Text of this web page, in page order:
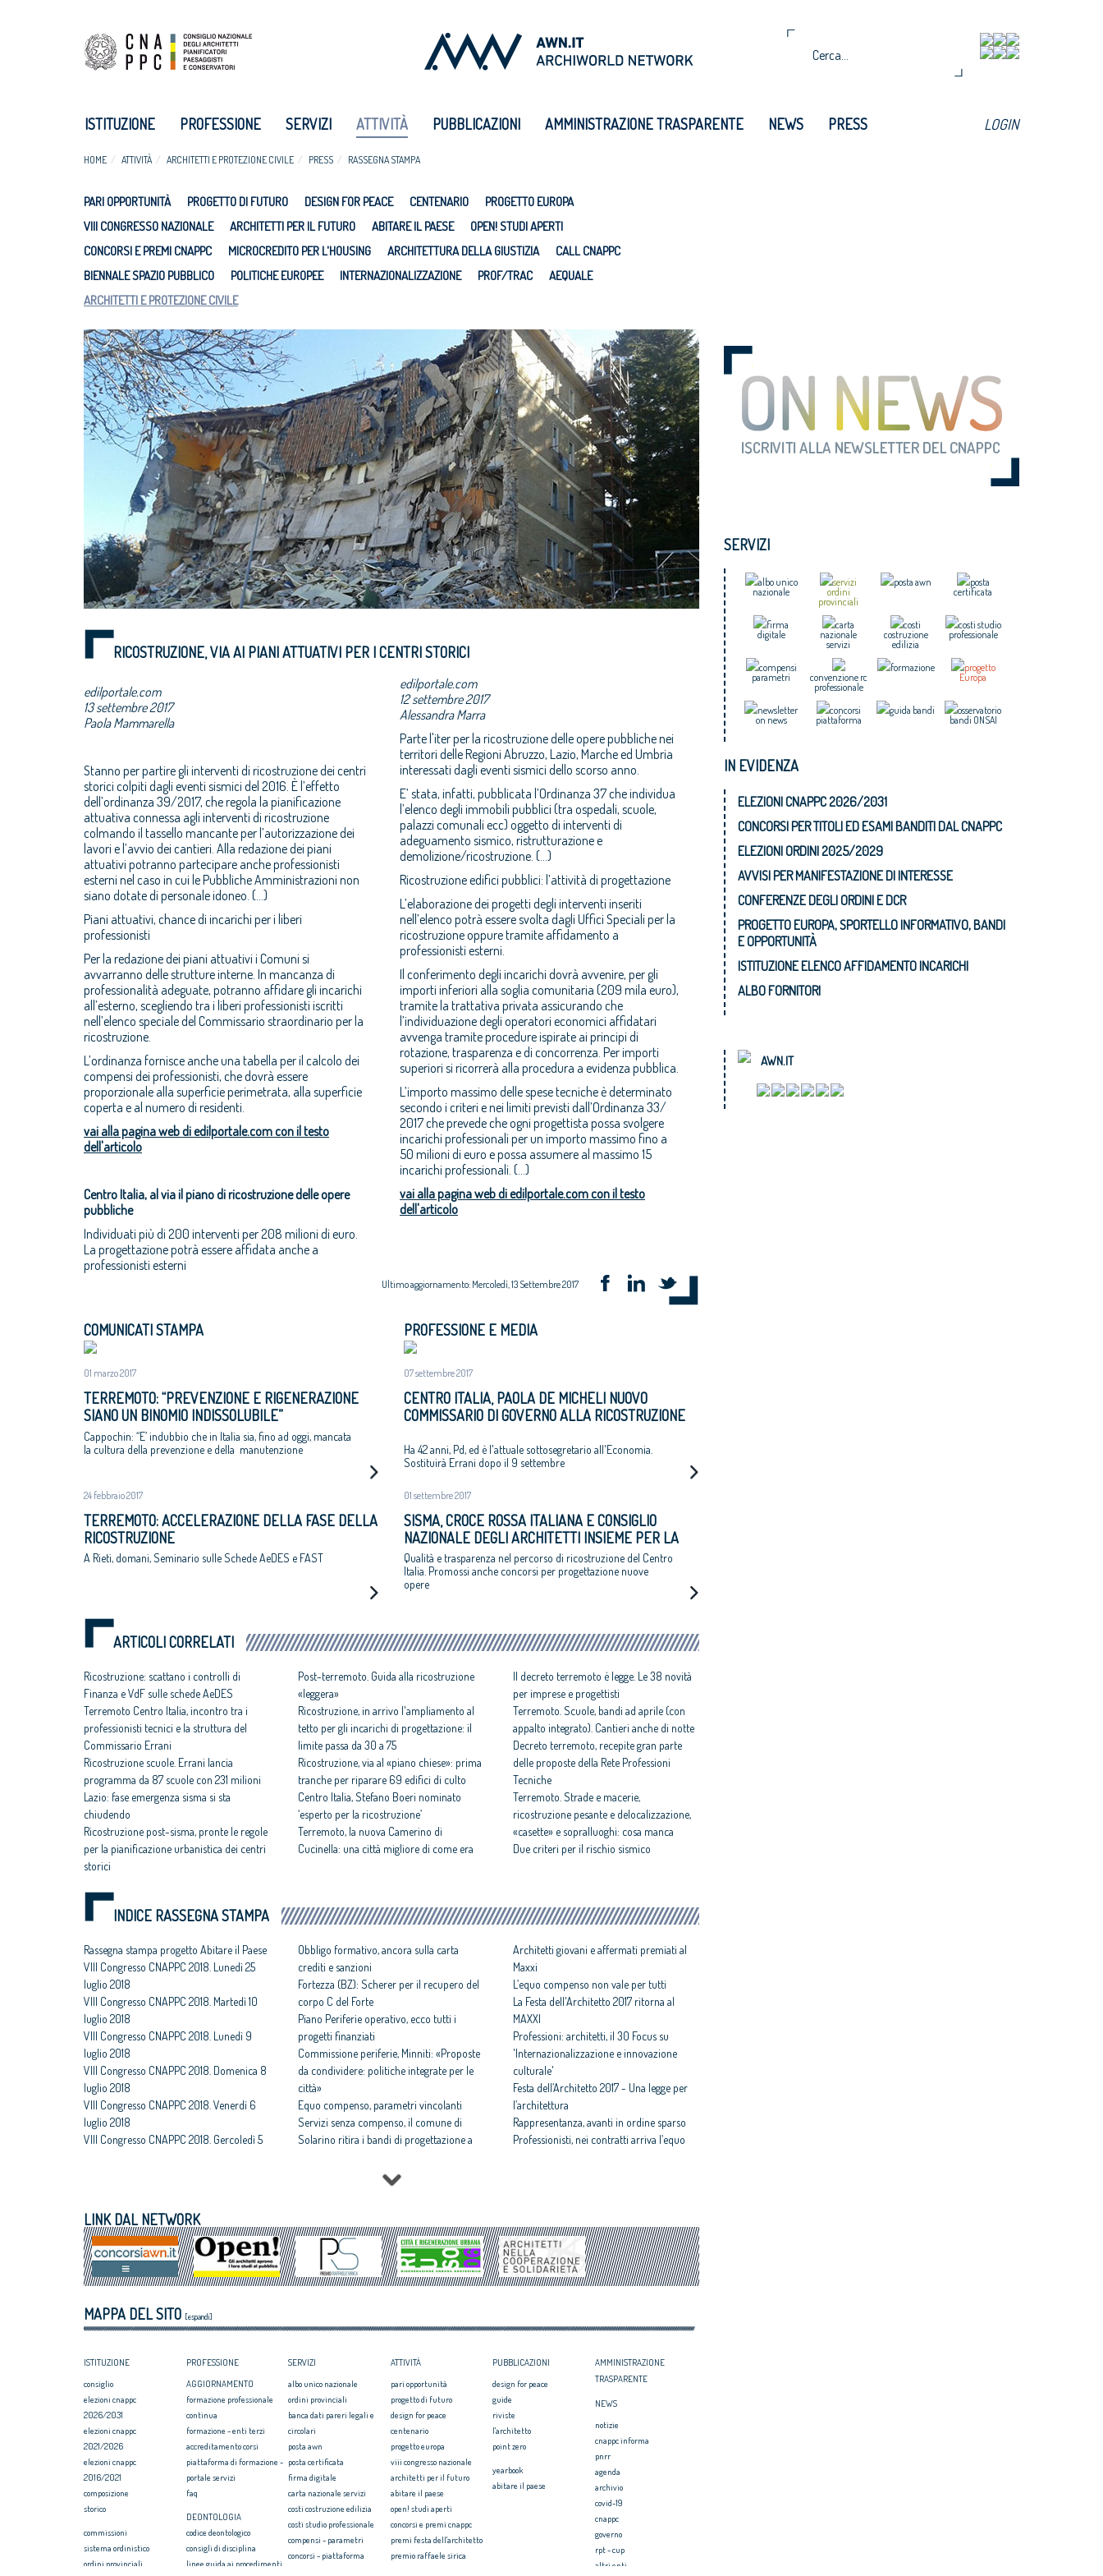
ISTITUZIONE PROFESSIONE SERVIZI ATTIVITÀ PUBBLICAZIONI AMMINISTRAZIONE TRASPARENTE NEWS PRESS LOGIN
HOME ATTIVITÀ ARCHITETTI E PROTEZIONE CIVILE PRESS RASSEGNA STAMPA
PARI OPPORTUNITÀ PROGETTO DI FUTURO DESIGN FOR PEACE CENTENARIO
PROGETTO EUROPA
VIII CONGRESSO NAZIONALE
ARCHITETTI PER IL FUTURO ABITARE IL PAESE
OPEN! STUDI APERTI
CONCORSI E PREMI CNAPPC
MICROCREDITO PER L'HOUSING ARCHITETTURA DELLA GIUSTIZIA
CALL CNAPPC
BIENNALE SPAZIO PUBBLICO
POLITICHE EUROPEE INTERNAZIONALIZZAZIONE PROF/TRAC
AEQUALE
ARCHITETTI E PROTEZIONE CIVILE
RICOSTRUZIONE, VIA AI PIANI ATTUATIVI PER I CENTRI STORICI
edilportale.com
13 settembre 2017
Paola Mammarella
Stanno per partire gli interventi di ricostruzione dei centri
storici colpiti dagli eventi sismici del 2016. È l’effetto
dell’ordinanza 39/2017, che regola la pianificazione
attuativa connessa agli interventi di ricostruzione
colmando il tassello mancante per l’autorizzazione dei
lavori e l’avvio dei cantieri. Alla redazione dei piani
attuativi potranno partecipare anche professionisti
esterni nel caso in cui le Pubbliche Amministrazioni non
siano dotate di personale idoneo. (...)
Piani attuativi, chance di incarichi per i liberi
professionisti
Per la redazione dei piani attuativi i Comuni si
avvarranno delle strutture interne. In mancanza di
professionalità adeguate, potranno affidare gli incarichi
all’esterno, scegliendo tra i liberi professionisti iscritti
nell’elenco speciale del Commissario straordinario per la
ricostruzione.
L’ordinanza fornisce anche una tabella per il calcolo dei
compensi dei professionisti, che dovrà essere
proporzionale alla superficie perimetrata, alla superficie
coperta e al numero di residenti.
vai alla pagina web di edilportale.com con il testo
dell'articolo
Centro Italia, al via il piano di ricostruzione delle opere
pubbliche
Individuati più di 200 interventi per 208 milioni di euro.
La progettazione potrà essere affidata anche a
professionisti esterni
edilportale.com
12 settembre 2017
Alessandra Marra
Parte l'iter per la ricostruzione delle opere pubbliche nei
territori delle Regioni Abruzzo, Lazio, Marche ed Umbria
interessati dagli eventi sismici dello scorso anno.
E’ stata, infatti, pubblicata l’Ordinanza 37 che individua
l’elenco degli immobili pubblici (tra ospedali, scuole,
palazzi comunali ecc) oggetto di interventi di
adeguamento sismico, ristrutturazione e
demolizione/ricostruzione. (...)
Ricostruzione edifici pubblici: l’attività di progettazione
L’elaborazione dei progetti degli interventi inseriti
nell’elenco potrà essere svolta dagli Uffici Speciali per la
ricostruzione oppure tramite affidamento a
professionisti esterni.
Il conferimento degli incarichi dovrà avvenire, per gli
importi inferiori alla soglia comunitaria (209 mila euro),
tramite la trattativa privata assicurando che
l’individuazione degli operatori economici affidatari
avvenga tramite procedure ispirate ai principi di
rotazione, trasparenza e di concorrenza. Per importi
superiori si ricorrerà alla procedura a evidenza pubblica.
L’importo massimo delle spese tecniche è determinato
secondo i criteri e nei limiti previsti dall’Ordinanza 33/
2017 che prevede che ogni progettista possa svolgere
incarichi professionali per un importo massimo fino a
50 milioni di euro e possa assumere al massimo 15
incarichi professionali. (...)
vai alla pagina web di edilportale.com con il testo
dell'articolo
Ultimo aggiornamento: Mercoledì, 13 Settembre 2017
COMUNICATI STAMPA
01 marzo 2017
TERREMOTO: “PREVENZIONE E RIGENERAZIONE
SIANO UN BINOMIO INDISSOLUBILE”
Cappochin: “E’ indubbio che in Italia sia, fino ad oggi, mancata
la cultura della prevenzione e della manutenzione
24 febbraio 2017
TERREMOTO: ACCELERAZIONE DELLA FASE DELLA
RICOSTRUZIONE
A Rieti, domani, Seminario sulle Schede AeDES e FAST
PROFESSIONE E MEDIA
07 settembre 2017
CENTRO ITALIA, PAOLA DE MICHELI NUOVO
COMMISSARIO DI GOVERNO ALLA RICOSTRUZIONE
Ha 42 anni, Pd, ed è l'attuale sottosegretario all'Economia.
Sostituirà Errani dopo il 9 settembre
01 settembre 2017
SISMA, CROCE ROSSA ITALIANA E CONSIGLIO
NAZIONALE DEGLI ARCHITETTI INSIEME PER LA
RICOSTRUZIONE
Qualità e trasparenza nel percorso di ricostruzione del Centro
Italia. Promossi anche concorsi per progettazione nuove
opere
ARTICOLI CORRELATI
Ricostruzione: scattano i controlli di
Finanza e VdF sulle schede AeDES
Terremoto Centro Italia, incontro tra i
professionisti tecnici e la struttura del
Commissario Errani
Ricostruzione scuole. Errani lancia
programma da 87 scuole con 231 milioni
Lazio: fase emergenza sisma si sta
chiudendo
Ricostruzione post-sisma, pronte le regole
per la pianificazione urbanistica dei centri
storici
Post-terremoto. Guida alla ricostruzione
«leggera»
Ricostruzione, in arrivo l'ampliamento al
tetto per gli incarichi di progettazione: il
limite passa da 30 a 75
Ricostruzione, via al «piano chiese»: prima
tranche per riparare 69 edifici di culto
Centro Italia, Stefano Boeri nominato
‘esperto per la ricostruzione’
Terremoto, la nuova Camerino di
Cucinella: una città migliore di come era
Il decreto terremoto è legge. Le 38 novità
per imprese e progettisti
Terremoto. Scuole, bandi ad aprile (con
appalto integrato). Cantieri anche di notte
Decreto terremoto, recepite gran parte
delle proposte della Rete Professioni
Tecniche
Terremoto. Strade e macerie,
ricostruzione pesante e delocalizzazione,
«casette» e sopralluoghi: cosa manca
Due criteri per il rischio sismico
INDICE RASSEGNA STAMPA
Rassegna stampa progetto Abitare il Paese
VIII Congresso CNAPPC 2018. Lunedì 25
luglio 2018
VIII Congresso CNAPPC 2018. Martedì 10
luglio 2018
VIII Congresso CNAPPC 2018. Lunedì 9
luglio 2018
VIII Congresso CNAPPC 2018. Domenica 8
luglio 2018
VIII Congresso CNAPPC 2018. Venerdì 6
luglio 2018
VIII Congresso CNAPPC 2018. Gercoledì 5
luglio 2018
VIII Congresso CNAPPC 2018. Domenica 1
luglio 2018
Obbligo formativo, ancora sulla carta
crediti e sanzioni
Fortezza (BZ): Scherer per il recupero del
corpo C del Forte
Piano Periferie operativo, ecco tutti i
progetti finanziati
Commissione periferie, Minniti: «Proposte
da condividere: politiche integrate per le
città»
Equo compenso, parametri vincolanti
Servizi senza compenso, il comune di
Solarino ritira i bandi di progettazione a
All'architettura rispettosa dello studio
caravatti_caravatti il Premio architetto
Assegnati premi Architetto italiano e
Giovane talento 2017
Equo compenso, il CNAPPC ricorre alla
Corte Europea dei Diritti dell’Uomo
Architetti giovani e affermati premiati al
Maxxi
L’equo compenso non vale per tutti
La Festa dell'Architetto 2017 ritorna al
MAXXI
Professioni: architetti, il 30 Focus su
'Internazionalizzazione e innovazione
culturale'
Festa dell’Architetto 2017 - Una legge per
l’architettura
Rappresentanza, avanti in ordine sparso
Professionisti, nei contratti arriva l’equo
degradate
Architetti: 'Comune e Consiglio di Stato,
svilito interesse pubblico'
LINK DAL NETWORK
MAPPA DEL SITO [espandi]
ISTITUZIONE
consiglio
elezioni cnappc
2026/2031
elezioni cnappc
2021/2026
elezioni cnappc
2016/2021
composizione
storico
commissioni
sistema ordinistico
ordini provinciali
PROFESSIONE
AGGIORNAMENTO
formazione professionale
continua
formazione - enti terzi
accreditamento corsi
piattaforma di formazione -
portale servizi
faq
DEONTOLOGIA
codice deontologico
consigli di disciplina
linee guida ai procedimenti
SERVIZI
albo unico nazionale
ordini provinciali
banca dati pareri legali e
circolari
posta awn
posta certificata
firma digitale
carta nazionale servizi
costi costruzione edilizia
costi studio professionale
compensi - parametri
concorsi - piattaforma
ATTIVITÀ
pari opportunità
progetto di futuro
design for peace
centenario
progetto europa
viii congresso nazionale
architetti per il futuro
abitare il paese
open! studi aperti
concorsi e premi cnappc
premi festa dell'architetto
premio raffaele sirica
PUBBLICAZIONI
design for peace
guide
riviste
l'architetto
point zero
yearbook
abitare il paese
AMMINISTRAZIONE
TRASPARENTE
NEWS
notizie
cnappc informa
pnrr
agenda
archivio
covid-19
cnappc
governo
rpt - cup
altri enti
SERVIZI
albo unico
nazionale
servizi
ordini
provinciali
posta awn
posta
certificata
firma
digitale
carta
nazionale
servizi
costi
costruzione
edilizia
costi studio
professionale
compensi
parametri
convenzione rc
professionale
formazione
progetto
Europa
newsletter
on news
concorsi
piattaforma
guida bandi
osservatorio
bandi ONSAI
IN EVIDENZA
ELEZIONI CNAPPC 2026/2031
CONCORSI PER TITOLI ED ESAMI BANDITI DAL CNAPPC
ELEZIONI ORDINI 2025/2029
AVVISI PER MANIFESTAZIONE DI INTERESSE
CONFERENZE DEGLI ORDINI E DCR
PROGETTO EUROPA, SPORTELLO INFORMATIVO, BANDI
E OPPORTUNITÀ
ISTITUZIONE ELENCO AFFIDAMENTO INCARICHI
ALBO FORNITORI
AWN.IT